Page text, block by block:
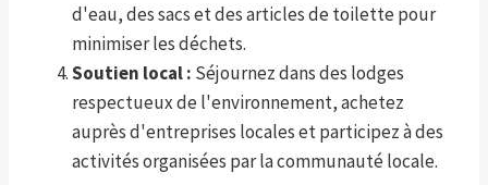
d'eau, des sacs et des articles de toilette pour
minimiser les déchets.
Soutien local : Séjournez dans des lodges
respectueux de l'environnement, achetez
auprès d'entreprises locales et participez à des
activités organisées par la communauté locale.